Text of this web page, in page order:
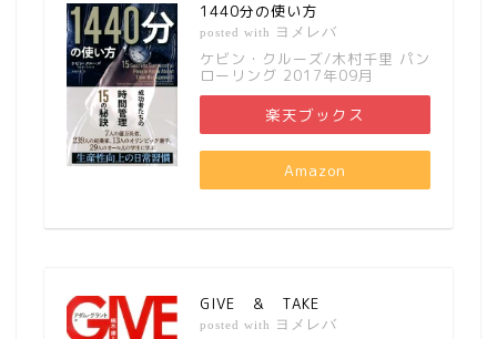
1440分の使い方
posted with ヨメレバ
ケビン・クルーズ/木村千里 パン
ローリング 2017年09月
楽天ブックス
Amazon
GIVE ＆ TAKE
posted with ヨメレバ